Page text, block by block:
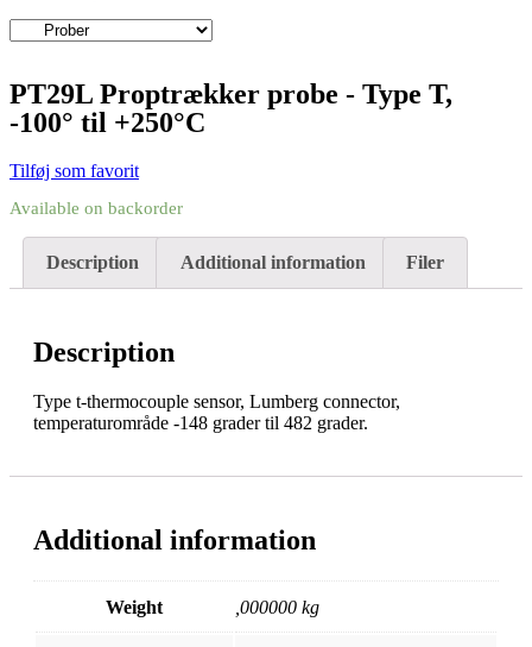
PT29L Proptrækker probe - Type T,
-100° til +250°C
Tilføj som favorit
Available on backorder
Description Additional information Filer
Description
Type t-thermocouple sensor, Lumberg connector,
temperaturområde -148 grader til 482 grader.
Additional information
Weight ,000000 kg